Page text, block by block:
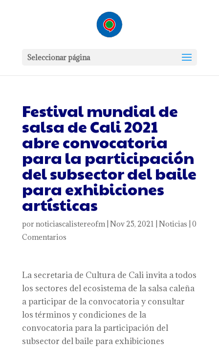
Seleccionar página
Festival mundial de
salsa de Cali 2021
abre convocatoria
para la participación
del subsector del baile
para exhibiciones
artísticas
por noticiascalistereofm| Nov 25, 2021 Noticias 0
Comentarios
La secretaria de Cultura de Cali invita a todos
los sectores del ecosistema de la salsa caleña
a participar de la convocatoria y consultar
los términos y condiciones de la
convocatoria para la participación del
subsector del baile para exhibiciones